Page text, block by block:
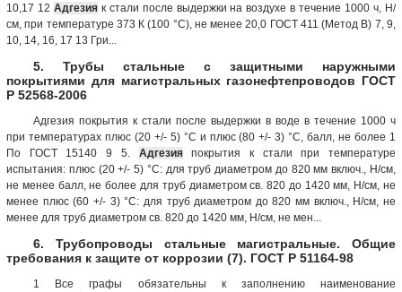
10,17 12 Адгезияк стали после выдержки на воздухе в течение 1000 ч, Н/
см, при температуре 373 К (100 °С), не менее 20,0 ГОСТ 411 (Метод В) 7, 9,
10, 14, 16, 17 13 Гри...
5. Трубы стальные с защитными наружными
покрытиями для магистральных газонефтепроводов ГОСТ
Р 52568-2006
Адгезия покрытия к стали после выдержки в воде в течение 1000 ч
при температурах плюс (20 +/- 5) °С и плюс (80 +/- 3) °С, балл, не более 1
По ГОСТ 15140 9 5. Адгезияпокрытия к стали при температуре
испытания: плюс (20 +/- 5) °С: для труб диаметром до 820 мм включ., Н/см,
не менее балл, не более для труб диаметром св. 820 до 1420 мм, Н/см, не
менее плюс (60 +/- 3) °С: для труб диаметром до 820 мм включ., Н/см, не
менее для труб диаметром св. 820 до 1420 мм, Н/см, не мен...
6. Трубопроводы стальные магистральные. Общие
требования к защите от коррозии (7). ГОСТ Р 51164-98
1 Все графы обязательны к заполнению наименование